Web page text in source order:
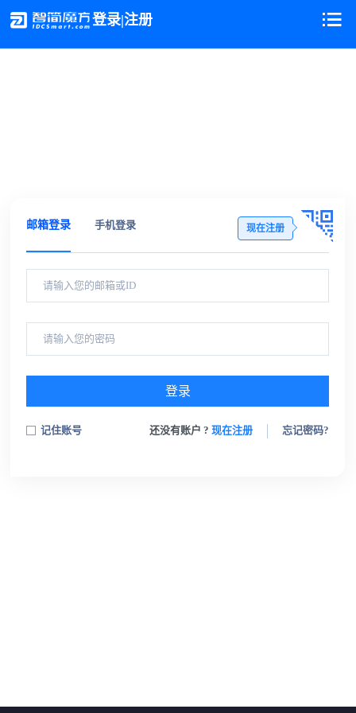
登录|注册
邮箱登录 手机登录 现在注册
登录
记住账号 还没有账户 ?现在注册 忘记密码?